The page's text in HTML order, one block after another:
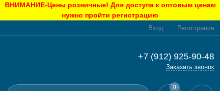
ВНИМАНИЕ-Цены розничные! Для доступа к оптовым ценам
нужно пройти регистрацию
Вход Регистрация
+7 (912) 925-90-48
Заказать звонок
0